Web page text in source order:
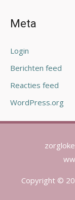
Meta
Login
Berichten feed
Reacties feed
WordPress.org
Copyright ©